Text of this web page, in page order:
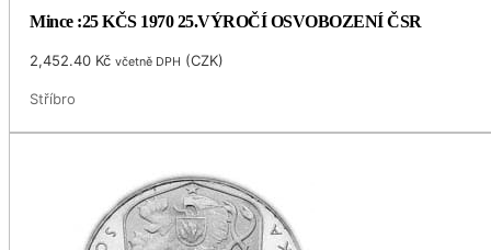
Mince :25 KČS 1970 25.VÝROČÍ OSVOBOZENÍ ČSR
2,452.40 Kč včetně DPH (CZK)
Stříbro